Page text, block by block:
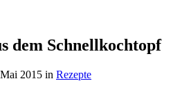
dem Schnellkochtopf
2015 in Rezepte